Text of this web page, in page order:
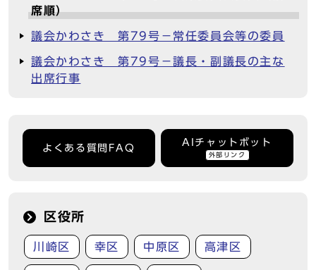
席順）
議会かわさき 第79号－常任委員会等の委員
議会かわさき 第79号－議長・副議長の主な
出席行事
よくある質問FAQ
AIチャットボット
外部リンク
区役所
川崎区 幸区 中原区 高津区